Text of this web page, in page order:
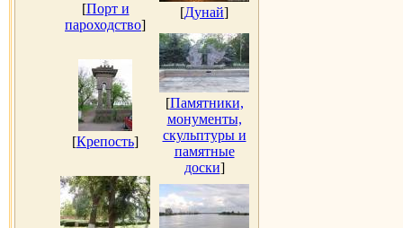
[Порт и
пароходство]
[Дунай]
[Крепость]
[Памятники,
монументы,
скульптуры и
памятные
доски]